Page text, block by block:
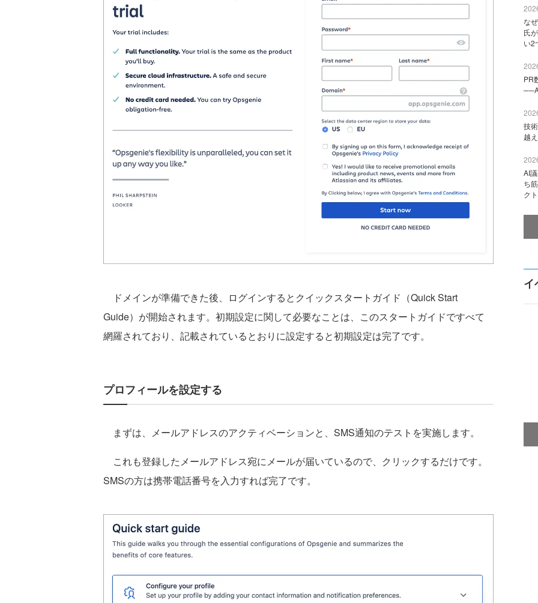
ドメインが準備できた後、ログインするとクイックスタートガイド（Quick Start
Guide）が開始されます。初期設定に関して必要なことは、このスタートガイドですべて
網羅されており、記載されているとおりに設定すると初期設定は完了です。
プロフィールを設定する
まずは、メールアドレスのアクティベーションと、SMS通知のテストを実施します。
これも登録したメールアドレス宛にメールが届いているので、クリックするだけです。
SMSの方は携帯電話番号を入力すれば完了です。
な
氏
い2
PR
技
越
AI
ち
ク
イ